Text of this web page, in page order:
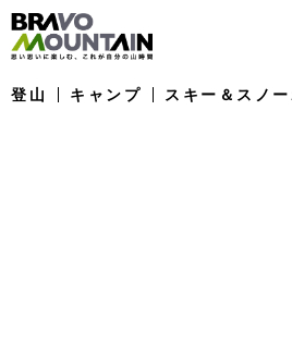
登山 キャンプ スキー＆スノ